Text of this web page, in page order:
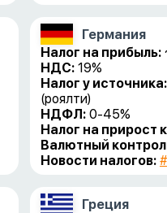
Германия
Налог на прибыль:
НДС:19%
Налог у источника:
(роялти)
НДФЛ:0-45%
Налог на прирост
Валютный
Новости налогов:
Греция